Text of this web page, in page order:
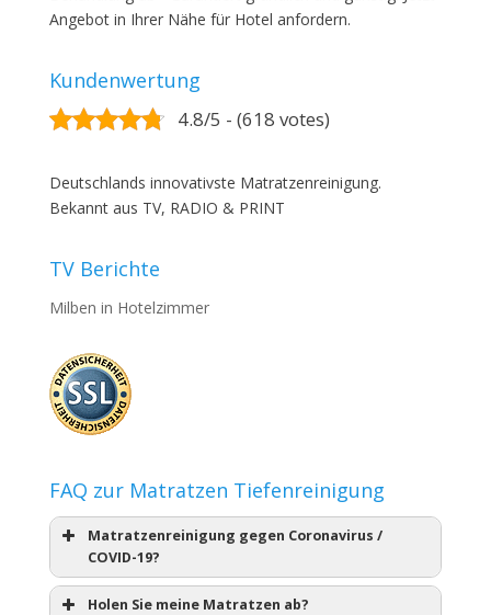
Angebot in Ihrer Nähe für Hotel anfordern.
Kundenwertung
4.8/5 - (618 votes)
Deutschlands innovativste Matratzenreinigung.
Bekannt aus TV, RADIO & PRINT
TV Berichte
Milben in Hotelzimmer
FAQ zur Matratzen Tiefenreinigung
Matratzenreinigung gegen Coronavirus /
COVID-19?
Holen Sie meine Matratzen ab?